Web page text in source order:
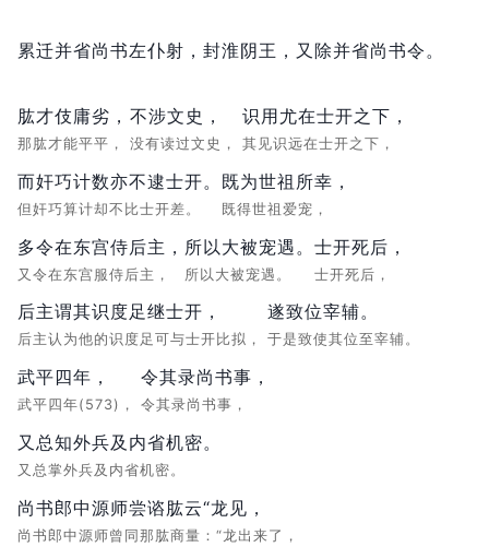
累迁并省尚书左仆射， 封淮阴王， 又除并省尚书令。
肱才伎庸劣，
那肱才能平平，
不涉文史，
没有读过文史，
识用尤在士开之下，
其见识远在士开之下，
而奸巧计数亦不逮士开。
但奸巧算计却不比士开差。
既为世祖所幸，
既得世祖爱宠，
多令在东宫侍后主，
又令在东宫服侍后主，
所以大被宠遇。
所以大被宠遇。
士开死后，
士开死后，
后主谓其识度足继士开，
后主认为他的识度足可与士开比拟，
遂致位宰辅。
于是致使其位至宰辅。
武平四年，
武平四年(573)，
令其录尚书事，
令其录尚书事，
又总知外兵及内省机密。
又总掌外兵及内省机密。
尚书郎中源师尝谘肱云“龙见，
尚书郎中源师曾同那肱商量：“龙出来了，